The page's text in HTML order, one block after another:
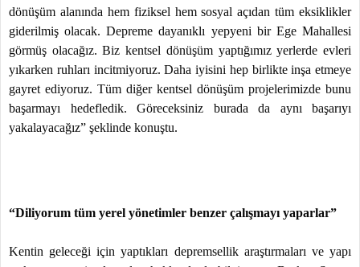
dönüşüm alanında hem fiziksel hem sosyal açıdan tüm eksiklikler
giderilmiş olacak. Depreme dayanıklı yepyeni bir Ege Mahallesi
görmüş olacağız. Biz kentsel dönüşüm yaptığımız yerlerde evleri
yıkarken ruhları incitmiyoruz. Daha iyisini hep birlikte inşa etmeye
gayret ediyoruz. Tüm diğer kentsel dönüşüm projelerimizde bunu
başarmayı hedefledik. Göreceksiniz burada da aynı başarıyı
yakalayacağız” şeklinde konuştu.
“Diliyorum tüm yerel yönetimler benzer çalışmayı yaparlar”
Kentin geleceği için yaptıkları depremsellik araştırmaları ve yapı